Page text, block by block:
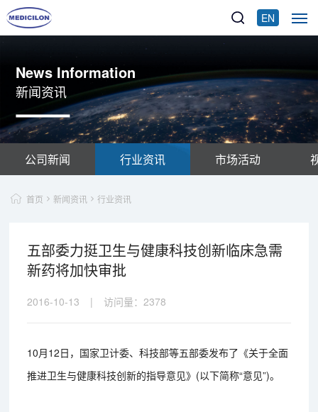
EN
News Information
新闻资讯
公司新闻 行业资讯 市场活动
首页 新闻资讯 行业资讯
五部委力挺卫生与健康科技创新临床急需
新药将加快审批
2016-10-13 | 访问量： 2378
10月12日，国家卫计委、科技部等五部委发布了《关于全面
推进卫生与健康科技创新的指导意见》(以下简称“意见”)。